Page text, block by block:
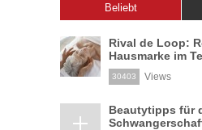
Beliebt
Rival de Loop:
Hausmarke im
30403 Views
Beautytipps für